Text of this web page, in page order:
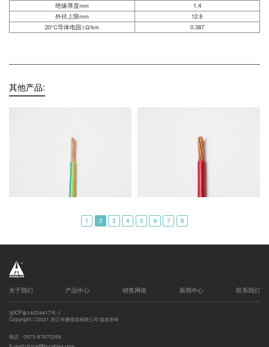
绝缘厚度mm
1.4
外径上限mm
12.8
20°C导体电阻≤Ω/km
0.387
其他产品:
1 2 3 4 5 6 7 8
关于我们 产品中心 销售网络 新闻中心 联系我们
Copyright ◎2021 浙江华通线缆有限公司 版权所有
浙ICP备14024417号-1
电话：0573-87670268